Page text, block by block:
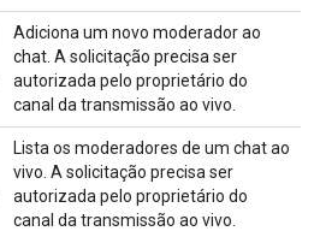
Adiciona um novo moderador ao
chat. A solicitação precisa ser
autorizada pelo proprietário do
canal da transmissão ao vivo.
Lista os moderadores de um chat ao
vivo. A solicitação precisa ser
autorizada pelo proprietário do
canal da transmissão ao vivo.